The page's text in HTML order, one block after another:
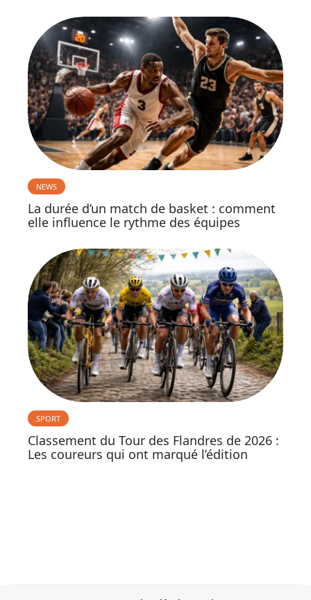
NEWS
La durée d’un match de basket : comment
elle influence le rythme des équipes
SPORT
Classement du Tour des Flandres de 2026 :
Les coureurs qui ont marqué l’édition